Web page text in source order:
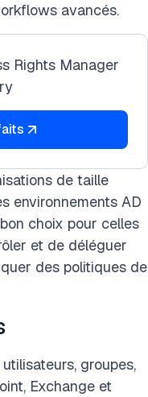
avancés.
Rights Manager
de taille
environnements AD
choix pour celles
et de déléguer
des politiques de
groupes,
Exchange et